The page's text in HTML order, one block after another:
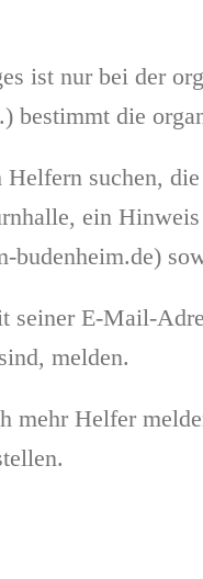
ist nur bei der
die
suchen,
ein
E-Mail-
melden.
mehr Helfer